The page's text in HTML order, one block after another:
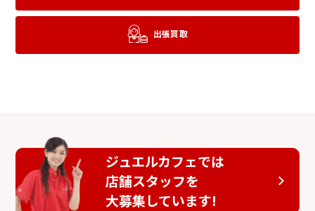
出張買取
ジュエルカフェでは
店舗スタッフを
大募集しています!